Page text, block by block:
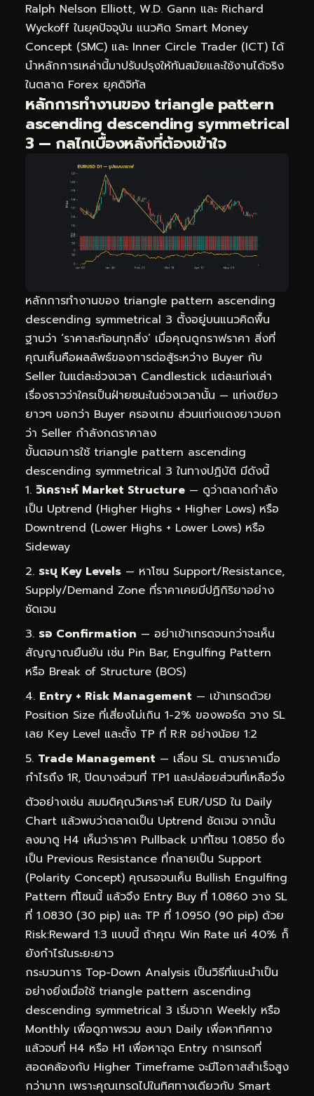
Ralph Nelson Elliott, W.D. Gann และ Richard
Wyckoff ในยุคปัจจุบัน แนวคิด Smart Money
Concept (SMC) และ Inner Circle Trader (ICT) ได้
นำหลักการเหล่านี้มาปรับปรุงให้ทันสมัยและใช้งานได้จริง
ในตลาด Forex ยุคดิจิทัล
หลักการทำงานของ triangle pattern
ascending descending symmetrical
3 — กลไกเบื้องหลังที่ต้องเข้าใจ
หลักการทำงานของ triangle pattern ascending
descending symmetrical 3 ตั้งอยู่บนแนวคิดพื้น
ฐานว่า ‘ราคาสะท้อนทุกสิ่ง’ เมื่อคุณดูกราฟราคา สิ่งที่
คุณเห็นคือผลลัพธ์ของการต่อสู้ระหว่าง Buyer กับ
Seller ในแต่ละช่วงเวลา Candlestick แต่ละแท่งเล่า
เรื่องราวว่าใครเป็นฝ่ายชนะในช่วงเวลานั้น — แท่งเขียว
ยาวๆ บอกว่า Buyer ครองเกม ส่วนแท่งแดงยาวบอก
ว่า Seller กำลังกดราคาลง
ขั้นตอนการใช้ triangle pattern ascending
descending symmetrical 3 ในทางปฏิบัติ มีดังนี้
วิเคราะห์ Market Structure — ดูว่าตลาดกำลัง
เป็น Uptrend (Higher Highs + Higher Lows) หรือ
Downtrend (Lower Highs + Lower Lows) หรือ
Sideway
ระบุ Key Levels — หาโซน Support/Resistance,
Supply/Demand Zone ที่ราคาเคยมีปฏิกิริยาอย่าง
ชัดเจน
รอ Confirmation — อย่าเข้าเทรดจนกว่าจะเห็น
สัญญาณยืนยัน เช่น Pin Bar, Engulfing Pattern
หรือ Break of Structure (BOS)
Entry + Risk Management — เข้าเทรดด้วย
Position Size ที่เสี่ยงไม่เกิน 1-2% ของพอร์ต วาง SL
เลย Key Level และตั้ง TP ที่ R:R อย่างน้อย 1:2
Trade Management — เลื่อน SL ตามราคาเมื่อ
กำไรถึง 1R, ปิดบางส่วนที่ TP1 และปล่อยส่วนที่เหลือวิ่ง
ตัวอย่างเช่น สมมติคุณวิเคราะห์ EUR/USD ใน Daily
Chart แล้วพบว่าตลาดเป็น Uptrend ชัดเจน จากนั้น
ลงมาดู H4 เห็นว่าราคา Pullback มาที่โซน 1.0850 ซึ่ง
เป็น Previous Resistance ที่กลายเป็น Support
(Polarity Concept) คุณรอจนเห็น Bullish Engulfing
Pattern ที่โซนนี้ แล้วจึง Entry Buy ที่ 1.0860 วาง SL
ที่ 1.0830 (30 pip) และ TP ที่ 1.0950 (90 pip) ด้วย
Risk:Reward 1:3 แบบนี้ ถ้าคุณ Win Rate แค่ 40% ก็
ยังกำไรในระยะยาว
กระบวนการ Top-Down Analysis เป็นวิธีที่แนะนำเป็น
อย่างยิ่งเมื่อใช้ triangle pattern ascending
descending symmetrical 3 เริ่มจาก Weekly หรือ
Monthly เพื่อดูภาพรวม ลงมา Daily เพื่อหาทิศทาง
แล้วจบที่ H4 หรือ H1 เพื่อหาจุด Entry การเทรดที่
สอดคล้องกับ Higher Timeframe จะมีโอกาสสำเร็จสูง
กว่ามาก เพราะคุณเทรดไปในทิศทางเดียวกับ Smart